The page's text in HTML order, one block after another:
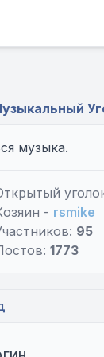
музыка.
- rsmike
95
1773